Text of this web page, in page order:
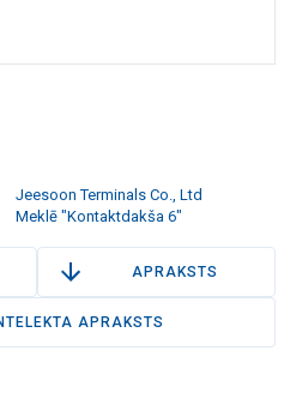
Jeesoon Terminals Co., Ltd
Meklē "Kontaktdakša 6"
APRAKSTS
APRAKSTS